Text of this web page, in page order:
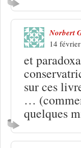
Norbert
14
et
sur ces
…
quelques